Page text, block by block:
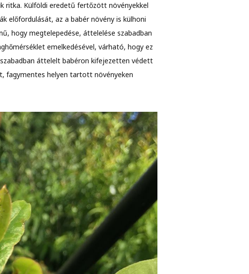
ritka. Külföldi eredetű fertőzött növényekkel
előfordulását, az a babér növény is külhoni
hogy megtelepedése, áttelelése szabadban
emelkedésével, várható, hogy ez
áttelelt babéron kifejezetten védett
fagymentes helyen tartott növényeken